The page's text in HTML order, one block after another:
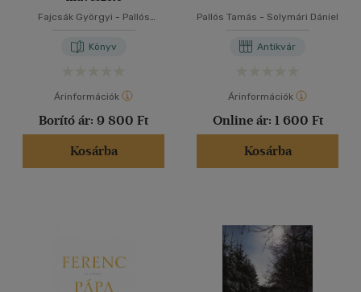
Fajcsák Györgyi - Pallós
Könyv
Árinformációk
Borító ár: 9 800 Ft
Kosárba
Pallós Tamás - Solymári Dániel
Antikvár
Árinformációk
Online ár: 1 600 Ft
Kosárba